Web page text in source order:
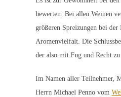
bewerten. Bei allen Weinen
größeren Spreizungen bei
Aromenvielfalt. Die
der also mit Fug und Recht
Im Namen aller Teilnehmer,
Herrn Michael Penno vom